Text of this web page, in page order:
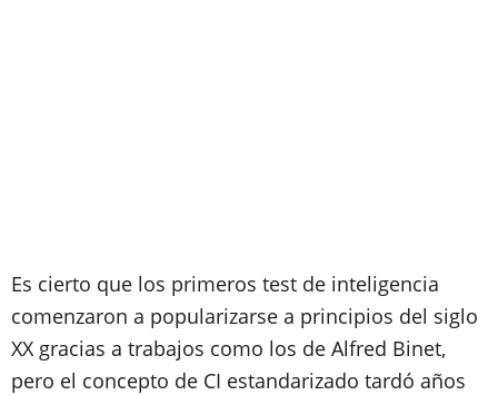
Es cierto que los primeros test de inteligencia
comenzaron a popularizarse a principios del siglo
XX gracias a trabajos como los de Alfred Binet,
pero el concepto de CI estandarizado tardó años